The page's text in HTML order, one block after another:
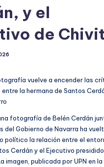
y el
de
vuelve a encender las
la hermana de Santos
fotografía de Belén Cerdán
del Gobierno de Navarra ha
político la relación entre el
Cerdán y el Ejecutivo
imagen, publicada por UPN en la